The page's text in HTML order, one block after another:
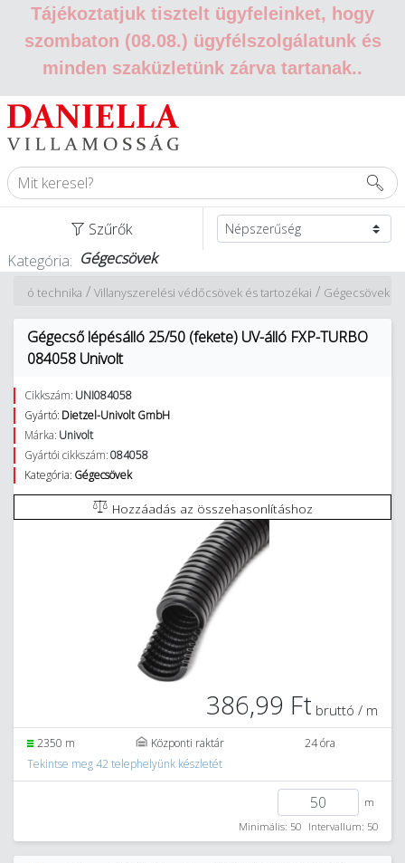
Tájékoztatjuk tisztelt ügyfeleinket, hogy
szombaton (08.08.) ügyfélszolgálatunk és
minden szaküzletünk zárva tartanak..
Szűrők
Kategória: Gégecsövek
Gégecsövek
/
Villanyszerelési védőcsövek és tartozékai
/
technika
Gégecső lépésálló 25/50 (fekete) UV-álló FXP-TURBO
084058 Univolt
Cikkszám: UNI084058
Gyártó: Dietzel-Univolt GmbH
Márka: Univolt
Gyártói cikkszám:084058
Kategória: Gégecsövek
Hozzáadás az összehasonlításhoz
386,99 Ft bruttó / m
2350 m Központi raktár
24 óra
Tekintse meg 42 telephelyünk készletét
m
Minimális: 50 Intervallum: 50